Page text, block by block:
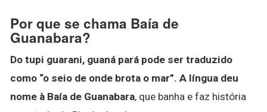
Por que se chama Baía de
Guanabara?
Do tupi guarani, guaná pará pode ser traduzido
como “o seio de onde brota o mar”. A língua deu
nome à Baía de Guanabara, que banha e faz história